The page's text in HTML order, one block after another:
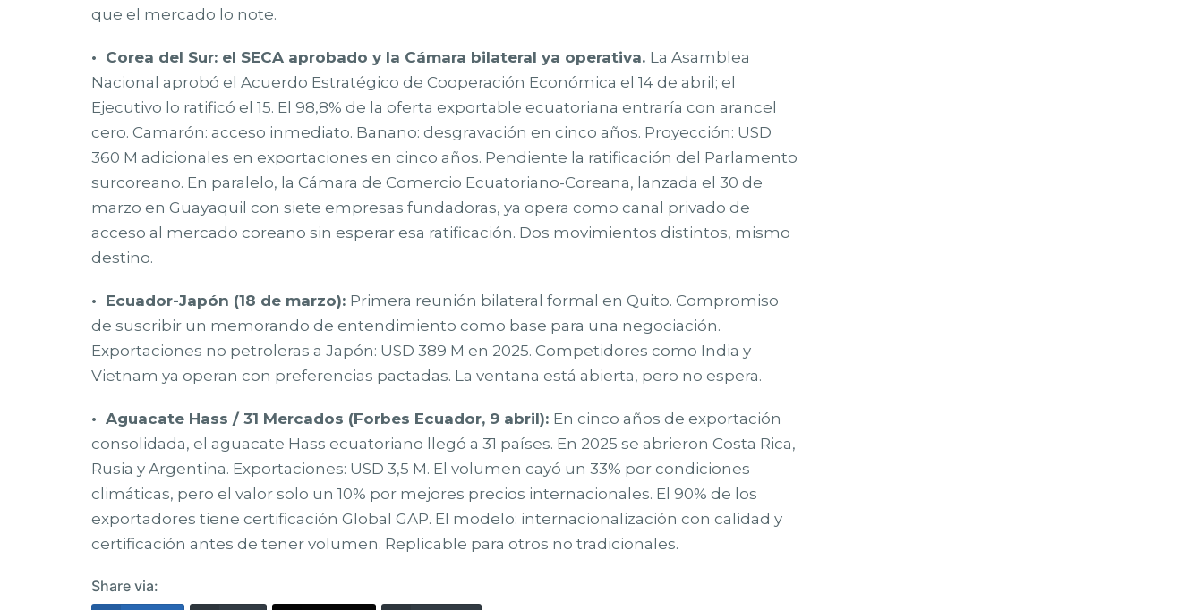
que el mercado lo note.
• Corea del Sur: el SECA aprobado y la Cámara bilateral ya operativa. La Asamblea
Nacional aprobó el Acuerdo Estratégico de Cooperación Económica el 14 de abril; el
Ejecutivo lo ratificó el 15. El 98,8% de la oferta exportable ecuatoriana entraría con arancel
cero. Camarón: acceso inmediato. Banano: desgravación en cinco años. Proyección: USD
360 M adicionales en exportaciones en cinco años. Pendiente la ratificación del Parlamento
surcoreano. En paralelo, la Cámara de Comercio Ecuatoriano-Coreana, lanzada el 30 de
marzo en Guayaquil con siete empresas fundadoras, ya opera como canal privado de
acceso al mercado coreano sin esperar esa ratificación. Dos movimientos distintos, mismo
destino.
• Ecuador-Japón (18 de marzo): Primera reunión bilateral formal en Quito. Compromiso
de suscribir un memorando de entendimiento como base para una negociación.
Exportaciones no petroleras a Japón: USD 389 M en 2025. Competidores como India y
Vietnam ya operan con preferencias pactadas. La ventana está abierta, pero no espera.
• Aguacate Hass / 31 Mercados (Forbes Ecuador, 9 abril): En cinco años de exportación
consolidada, el aguacate Hass ecuatoriano llegó a 31 países. En 2025 se abrieron Costa Rica,
Rusia y Argentina. Exportaciones: USD 3,5 M. El volumen cayó un 33% por condiciones
climáticas, pero el valor solo un 10% por mejores precios internacionales. El 90% de los
exportadores tiene certificación Global GAP. El modelo: internacionalización con calidad y
certificación antes de tener volumen. Replicable para otros no tradicionales.
Share via: